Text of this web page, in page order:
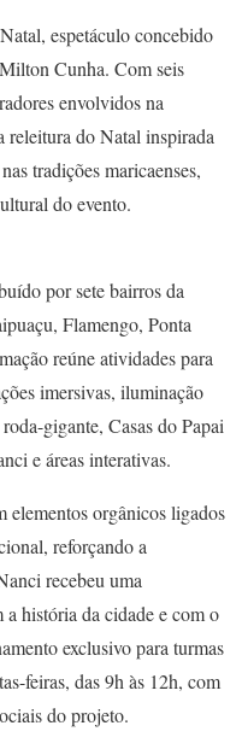
espetáculo concebido
Cunha. Com seis
envolvidos na
releitura do Natal inspirada
tradições maricaenses,
do evento.
por sete bairros da
Flamengo, Ponta
reúne atividades para
imersivas, iluminação
gigante, Casas do Papai
e áreas interativas.
elementos orgânicos ligados
reforçando a
recebeu uma
história da cidade e com o
exclusivo para turmas
feiras, das 9h às 12h, com
do projeto.